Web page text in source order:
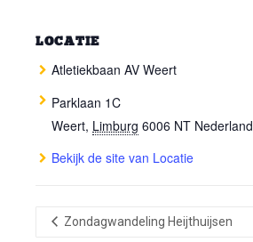
LOCATIE
Atletiekbaan AV Weert
Parklaan 1C
Weert, Limburg 6006 NT Nederland
Bekijk de site van Locatie
Zondagwandeling Heijthuijsen